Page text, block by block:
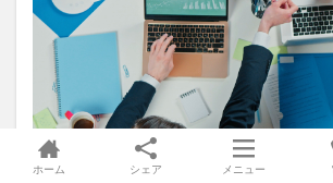
ホーム シェア メニュー